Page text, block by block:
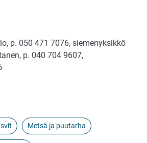
p. 050 471 7076, siemenyksikkö
p. 040 704 9607,
Metsä ja puutarha